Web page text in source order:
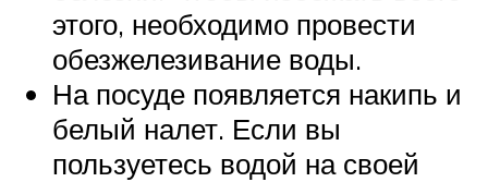
этого, необходимо провести
обезжелезивание воды.
На посуде появляется накипь и
белый налет. Если вы
пользуетесь водой на своей